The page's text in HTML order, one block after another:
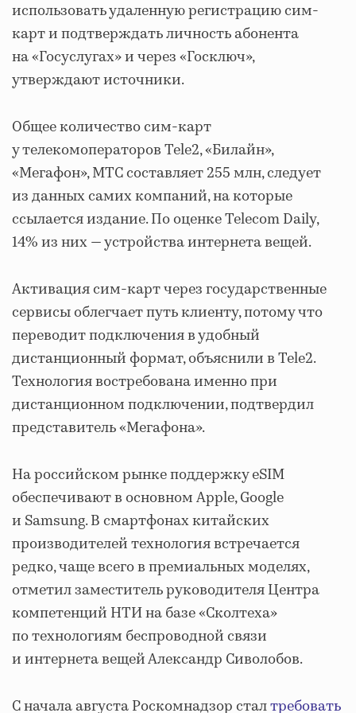
использовать удаленную регистрацию сим-
карт и подтверждать личность абонента
на «Госуслугах» и через «Госключ»,
утверждают источники.
Общее количество сим-карт
у телекомоператоров Tele2, «Билайн»,
«Мегафон», МТС составляет 255 млн, следует
из данных самих компаний, на которые
ссылается издание. По оценке Telecom Daily,
14% из них — устройства интернета вещей.
Активация сим-карт через государственные
сервисы облегчает путь клиенту, потому что
переводит подключения в удобный
дистанционный формат, объяснили в Tele2.
Технология востребована именно при
дистанционном подключении, подтвердил
представитель «Мегафона».
На российском рынке поддержку eSIM
обеспечивают в основном Apple, Google
и Samsung. В смартфонах китайских
производителей технология встречается
редко, чаще всего в премиальных моделях,
отметил заместитель руководителя Центра
компетенций НТИ на базе «Сколтеха»
по технологиям беспроводной связи
и интернета вещей Александр Сиволобов.
С начала августа Роскомнадзор сталтребовать